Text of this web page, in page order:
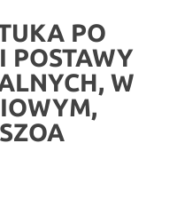
PO
POSTAWY
W